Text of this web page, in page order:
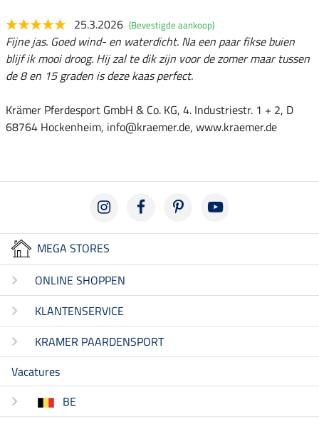
25.3.2026 (Bevestigde aankoop)
Fijne jas. Goed wind- en waterdicht. Na een paar fikse buien
blijf ik mooi droog. Hij zal te dik zijn voor de zomer maar tussen
de 8 en 15 graden is deze kaas perfect.
Krämer Pferdesport GmbH & Co. KG, 4. Industriestr. 1 + 2, D
68764 Hockenheim, info@kraemer.de, www.kraemer.de
MEGA STORES
ONLINE SHOPPEN
KLANTENSERVICE
KRAMER PAARDENSPORT
Vacatures
BE